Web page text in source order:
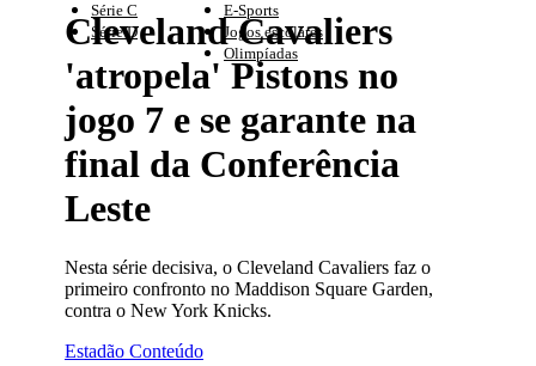
Série C
Série D
E-Sports
Jogos escolares
Olimpíadas
Cleveland Cavaliers
'atropela' Pistons no
jogo 7 e se garante na
final da Conferência
Leste
Nesta série decisiva, o Cleveland Cavaliers faz o
primeiro confronto no Maddison Square Garden,
contra o New York Knicks.
Estadão Conteúdo